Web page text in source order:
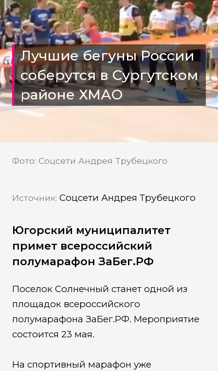
Лучшие бегуны России
соберутся в Сургутском
районе ХМАО
Фото: Соцсети Андрея Трубецкого
Источник: Соцсети Андрея Трубецкого
Югорский муниципалитет
примет всероссийский
полумарафон ЗаБег.РФ
Поселок Солнечный станет одной из
площадок всероссийского
полумарафона ЗаБег.РФ. Мероприятие
состоится 23 мая.
На спортивный марафон уже